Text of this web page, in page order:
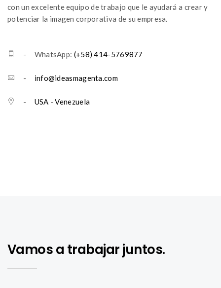
con un excelente equipo de trabajo que le ayudará a crear y
potenciar la imagen corporativa de su empresa.
- WhatsApp: (+58) 414-5769877
- info@ideasmagenta.com
- USA -Venezuela
Vamos a trabajar juntos.